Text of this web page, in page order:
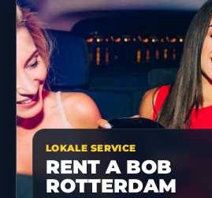
LOKALE SERVICE
RENT A BOB
ROTTERDAM